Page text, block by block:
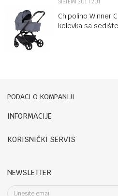
SISTEMI 3U1 I 2U1
Chipolino Winner
kolevka sa
PODACI O KOMPANIJI
Bebbco
RADNO VREME:
Subota: 09-13h
INFORMACIJE
Zaposlenje
Kontakt
Blog
KORISNIČKI SERVIS
Reklamacije i reklamacioni list
Pravo na odustajanje
NEWSLETTER